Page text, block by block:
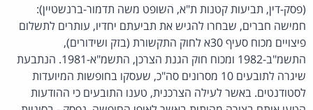
(פסק-דין, תביעות קטנות ת"א, השופט משה תדמור-ברנשטיין):
חמישה חברים, שבחרו להגיש את תביעתם יחדיו, עותרים לתשלום
פיצויים מכוח סעיף 30א לחוק התקשורת (בזק ושידורים),
התשמ"ב-1982 ומכוח חוק הגנת הצרכן, התשמ"א-1981. הנתבעת
שיגרה לתובעים 10 מסרונים סה"כ, שעסקו בחופשות המיועדות
לסטודנטים. באשר לעילה הצרכנית, טענו התובעים כי ההודעות